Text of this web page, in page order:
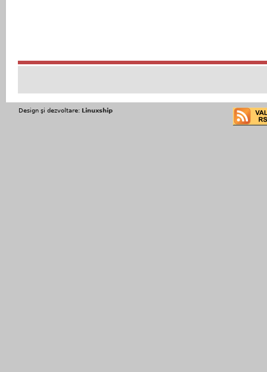
Design şi dezvoltare: Linuxship